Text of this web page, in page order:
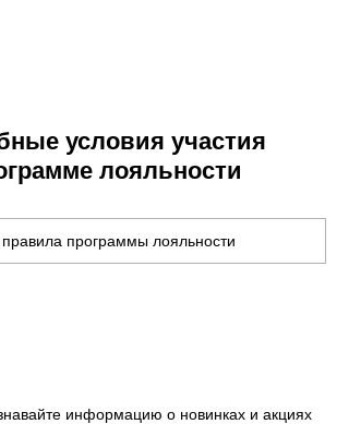
условия участия
лояльности
правила программы лояльности
информацию о новинках и акциях